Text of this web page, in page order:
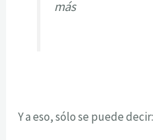
más
Y a eso, sólo se puede